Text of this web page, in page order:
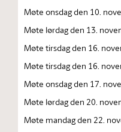
Møte onsdag den 10.
Møte lørdag den 13.
Møte tirsdag den 16.
Møte tirsdag den 16.
Møte onsdag den 17.
Møte lørdag den 20.
Møte mandag den 22.